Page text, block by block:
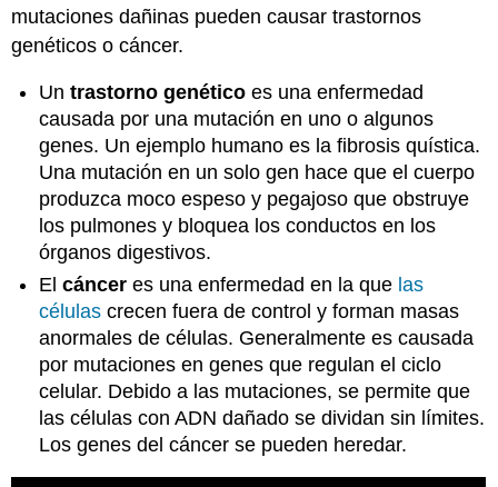
mutaciones dañinas pueden causar trastornos
genéticos o cáncer.
Untrastorno genético es una enfermedad
causada por una mutación en uno o algunos
genes. Un ejemplo humano es la fibrosis quística.
Una mutación en un solo gen hace que el cuerpo
produzca moco espeso y pegajoso que obstruye
los pulmones y bloquea los conductos en los
órganos digestivos.
Elcáncer es una enfermedad en la que las
células crecen fuera de control y forman masas
anormales de células. Generalmente es causada
por mutaciones en genes que regulan el ciclo
celular. Debido a las mutaciones, se permite que
las células con ADN dañado se dividan sin límites.
Los genes del cáncer se pueden heredar.